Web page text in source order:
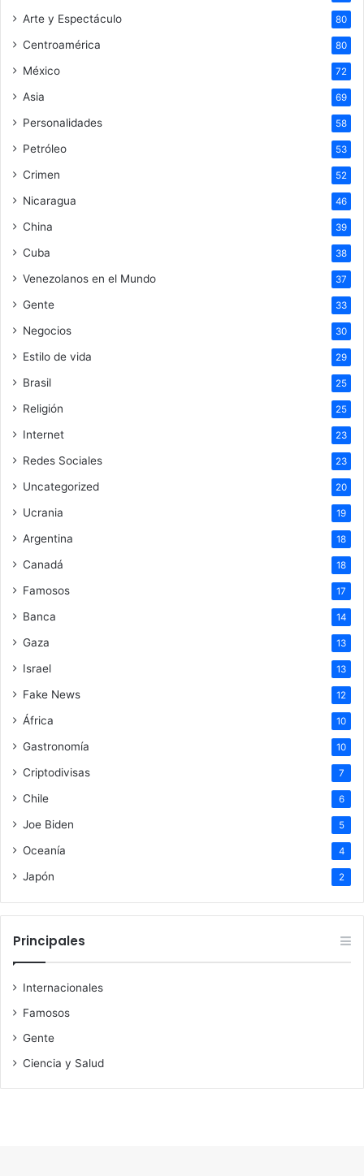
Arte y Espectáculo 80
Centroamérica 80
México 72
Asia 69
Personalidades 58
Petróleo 53
Crimen 52
Nicaragua 46
China 39
Cuba 38
Venezolanos en el Mundo 37
Gente 33
Negocios 30
Estilo de vida 29
Brasil 25
Religión 25
Internet 23
Redes Sociales 23
Uncategorized 20
Ucrania 19
Argentina 18
Canadá 18
Famosos 17
Banca 14
Gaza 13
Israel 13
Fake News 12
África 10
Gastronomía 10
Criptodivisas 7
Chile 6
Joe Biden 5
Oceanía 4
Japón 2
Principales
Internacionales
Famosos
Gente
Ciencia y Salud